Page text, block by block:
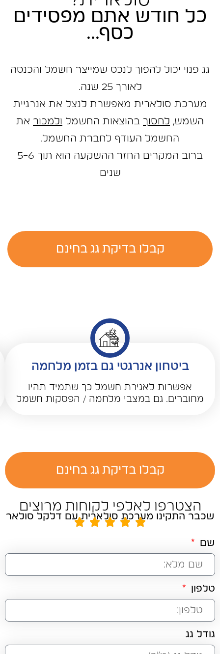
כל חודש אתם מפסידים
כסף...
גג פנוי יכול להפוך לנכס שמייצר חשמל והכנסה
לאורך 25 שנה.
מערכת סולארית מאפשרת לנצל את אנרגיית
השמש, לחסוך בהוצאות החשמל ולמכור את
החשמל העודף לחברת החשמל.
ברוב המקרים החזר ההשקעה הוא תוך 5-6
שנים
קבלו בדיקת גג בחינם
ביטחון אנרגטי גם בזמן מלחמה
אפשרות לאגירת חשמל כך שתמיד תהיו
מחוברים. גם במצבי מלחמה / הפסקות חשמל
קבלו בדיקת גג בחינם
הצטרפו לאלפי לקוחות מרוצים
שכבר התקינו מערכת סולארית עם דלקל סולאר
שם
טלפון
גודל גג